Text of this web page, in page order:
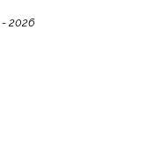
2026